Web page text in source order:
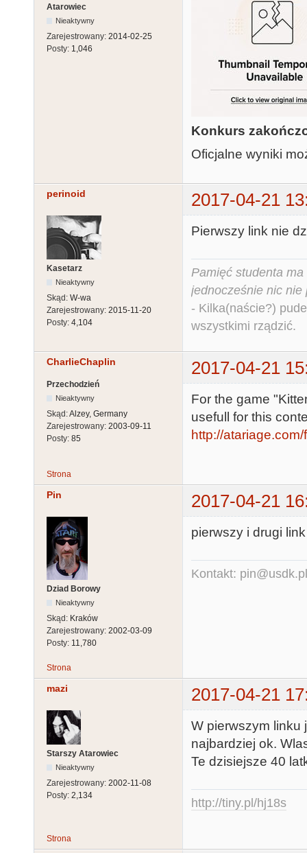
Atarowiec
Nieaktywny
Zarejestrowany: 2014-02-25
Posty: 1,046
Konkurs
Oficjalne wyniki
perinoid 2017-04-21
Kasetarz
Nieaktywny
Skąd: W-wa
Zarejestrowany: 2015-11-20
Posty: 4,104
Pierwszy link nie
Pamięć studenta
jednocześnie nic nie
- Kilka(naście?)
wszystkimi rządzić.
CharlieChaplin 2017-04-21
Przechodzień
Nieaktywny
Skąd:Alzey, Germany
Zarejestrowany: 2003-09-11
Posty: 85
For the game
usefull for this
http://
Strona
Pin 2017-04-21
Dziad Borowy
Nieaktywny
Skąd: Kraków
Zarejestrowany: 2002-03-09
Posty: 11,780
pierwszy i drugi
Kontakt: pin@usdk.pl
Strona
mazi 2017-04-21
Starszy Atarowiec
Nieaktywny
Zarejestrowany: 2002-11-08
Posty: 2,134
W pierwszym linku
najbardziej ok.
Te dzisiejsze 40
http://tiny.pl/hj18s
Strona